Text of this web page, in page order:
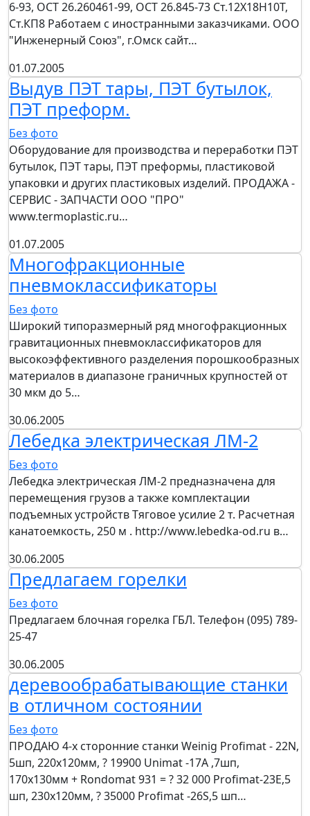
6-93, ОСТ 26.260461-99, ОСТ 26.845-73 Ст.12Х18Н10Т,
Ст.КП8 Работаем с иностранными заказчиками. ООО
"Инженерный Союз", г.Омск сайт…
01.07.2005
Выдув ПЭТ тары, ПЭТ бутылок,
ПЭТ преформ.
Без фото
Оборудование для производства и переработки ПЭТ
бутылок, ПЭТ тары, ПЭТ преформы, пластиковой
упаковки и других пластиковых изделий. ПРОДАЖА -
СЕРВИС - ЗАПЧАСТИ OOO "ПРО"
www.termoplastic.ru…
01.07.2005
Многофракционные
пневмоклассификаторы
Без фото
Широкий типоразмерный ряд многофракционных
гравитационных пневмоклассификаторов для
высокоэффективного разделения порошкообразных
материалов в диапазоне граничных крупностей от
30 мкм до 5…
30.06.2005
Лебедка электрическая ЛМ-2
Без фото
Лебедка электрическая ЛМ-2 предназначена для
перемещения грузов а также комплектации
подъемных устройств Тяговое усилие 2 т. Расчетная
канатоемкость, 250 м . http://www.lebedka-od.ru в…
30.06.2005
Предлагаем горелки
Без фото
Предлагаем блочная горелка ГБЛ. Телефон (095) 789-
25-47
30.06.2005
деревообрабатывающие станки
в отличном состоянии
Без фото
ПРОДАЮ 4-х сторонние станки Weinig Profimat - 22N,
5шп, 220х120мм, ? 19900 Unimat -17A ,7шп,
170х130мм + Rondomat 931 = ? 32 000 Profimat-23Е,5
шп, 230х120мм, ? 35000 Profimat -26S,5 шп…